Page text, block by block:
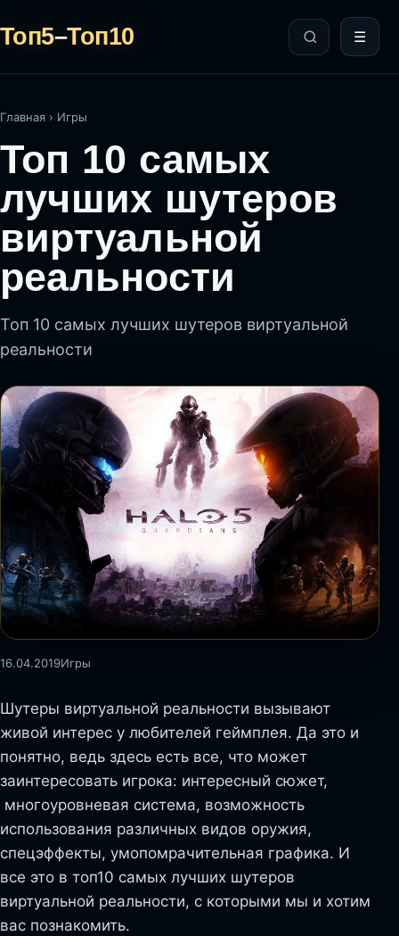
Топ5–Топ10 ☰
Главная › Игры
Топ 10 самых
лучших шутеров
виртуальной
реальности
Топ 10 самых лучших шутеров виртуальной
реальности
16.04.2019Игры
Шутеры виртуальной реальности вызывают
живой интерес у любителей геймплея. Да это и
понятно, ведь здесь есть все, что может
заинтересовать игрока: интересный сюжет,
многоуровневая система, возможность
использования различных видов оружия,
спецэффекты, умопомрачительная графика. И
все это в топ10 самых лучших шутеров
виртуальной реальности, с которыми мы и хотим
вас познакомить.